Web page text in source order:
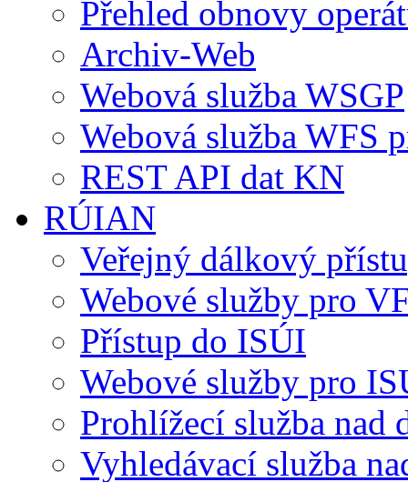
Přehled obnovy
Archiv-Web
Webová služba WSGP
Webová služba WFS
REST API dat KN
RÚIAN
Veřejný dálkový
Webové služby pro
Přístup do ISÚI
Webové služby pro
Prohlížecí služba nad
Vyhledávací služba